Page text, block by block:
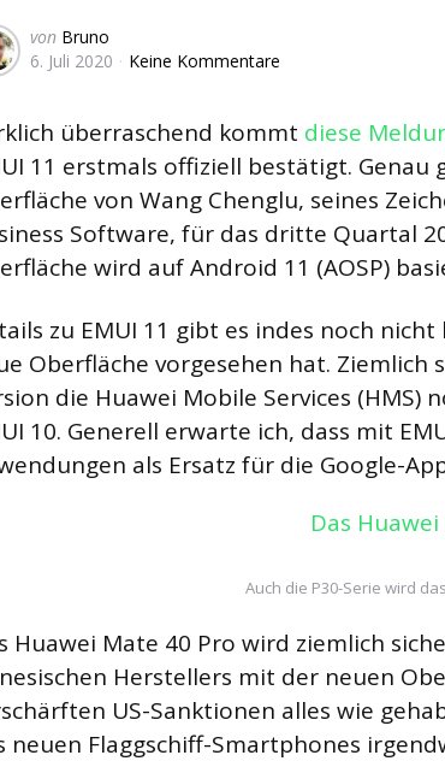
Geschrieben
von
von Bruno
6. Juli 2020
Keine Kommentare
überraschend kommt diese
11 erstmals offiziell bestätigt.
von Wang Chenglu, seines
Software, für das dritte Quartal
wird auf Android 11 (AOSP)
zu EMUI 11 gibt es indes noch
Oberfläche vorgesehen hat.
die Huawei Mobile Services
10. Generell erwarte ich, dass mit
als Ersatz für die Google-
Auch die P30-Serie wird
Huawei Mate 40 Pro wird ziemlich
Herstellers mit der neuen
US-Sanktionen alles wie
neuen Flaggschiff-Smartphones